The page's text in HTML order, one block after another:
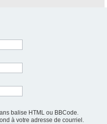
balise HTML ou BBCode.
à votre adresse de courriel.